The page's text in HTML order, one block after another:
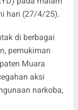
hari (27/4/25).
di berbagai
pemukiman
Muara
aksi
narkoba,